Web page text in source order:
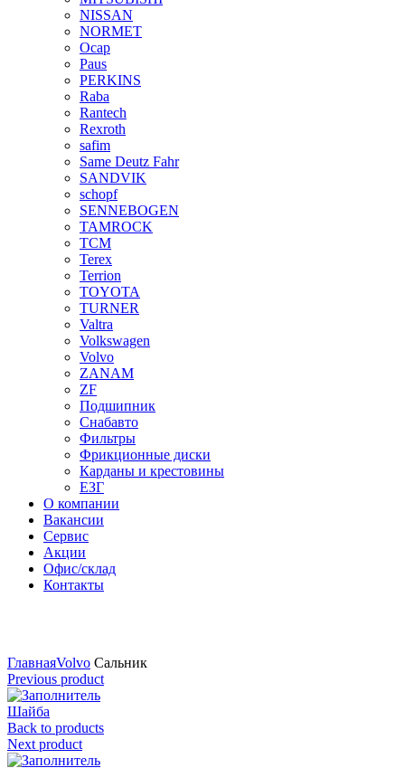
NISSAN
NORMET
Ocap
Paus
PERKINS
Raba
Rantech
Rexroth
safim
Same Deutz Fahr
SANDVIK
schopf
SENNEBOGEN
TAMROCK
TCM
Terex
Terrion
TOYOTA
TURNER
Valtra
Volkswagen
Volvo
ZANAM
ZF
Подшипник
Снабавто
Фильтры
Фрикционные диски
Карданы и крестовины
ЕЗГ
О компании
Вакансии
Сервис
Акции
Офис/склад
Контакты
ГлавнаяVolvo Сальник
Previous product
Шайба
Back to products
Next product